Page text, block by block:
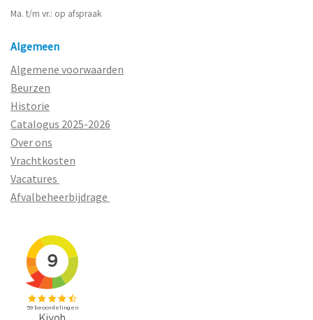
Ma. t/m vr.: op afspraak
Algemeen
Algemene voorwaarden
Beurzen
Historie
Catalogus 2025-2026
Over ons
Vrachtkosten
Vacatures
Afvalbeheerbijdrage